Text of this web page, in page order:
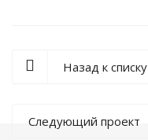
Назад к списку
Следующий проект